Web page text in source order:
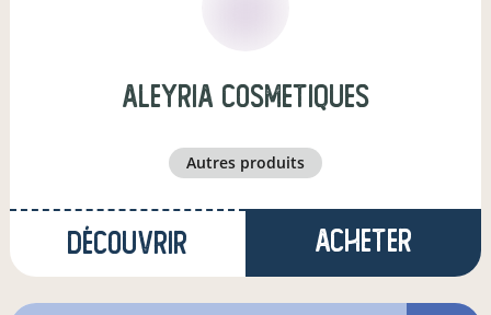
Aleyria Cosmetiques
autres produits
Découvrir Acheter